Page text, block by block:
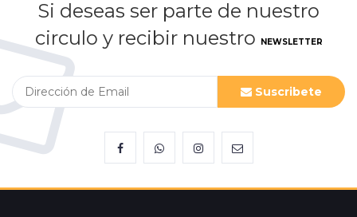
Si deseas ser parte de nuestro
circulo y recibir nuestro
NEWSLETTER
Suscribete